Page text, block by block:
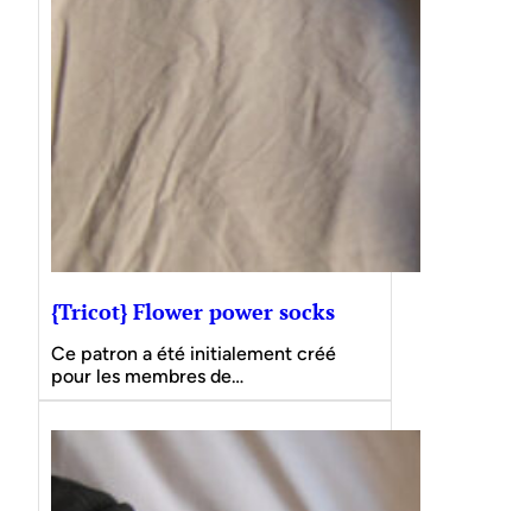
{Tricot} Flower power socks
Ce patron a été initialement créé
pour les membres de…